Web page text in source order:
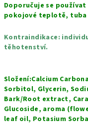
Doporučuje se
pokojové teplotě, tuba
Kontraindikace:
těhotenství.
Složení:Calcium
Sorbitol, Glycerin,
Bark/Root extract,
Glucoside, aroma
leaf oil, Potasium